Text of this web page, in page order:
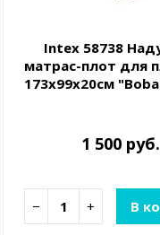
Intex 58738
матрас-плот для
173х99х20см
1 500 руб.
− + В